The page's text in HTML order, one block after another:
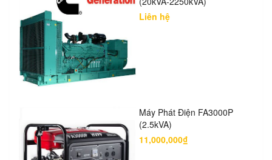
Liên hệ
Máy Phát Điện FA3000P
(2.5kVA)
11,000,000₫